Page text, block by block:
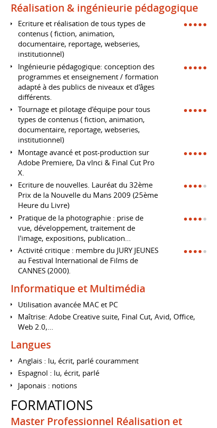
Réalisation & ingénieurie pédagogique
Ecriture et réalisation de tous types de
contenus ( fiction, animation,
documentaire, reportage, webseries,
institutionnel)
Ingénieurie pédagogique: conception des
programmes et enseignement / formation
adapté à des publics de niveaux et d'âges
différents.
Tournage et pilotage d'équipe pour tous
types de contenus ( fiction, animation,
documentaire, reportage, webseries,
institutionnel)
Montage avancé et post-production sur
Adobe Premiere, Da vInci & Final Cut Pro
X.
Ecriture de nouvelles. Lauréat du 32ème
Prix de la Nouvelle du Mans 2009 (25ème
Heure du Livre)
Pratique de la photographie : prise de
vue, développement, traitement de
l'image, expositions, publication...
Activité critique : membre du JURY JEUNES
au Festival International de Films de
CANNES (2000).
Informatique et Multimédia
Utilisation avancée MAC et PC
Maîtrise: Adobe Creative suite, Final Cut, Avid, Office,
Web 2.0,...
Langues
Anglais : lu, écrit, parlé couramment
Espagnol : lu, écrit, parlé
Japonais : notions
FORMATIONS
Master Professionnel Réalisation et